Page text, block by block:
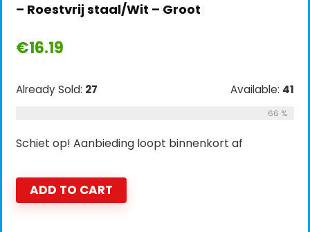
– Roestvrij staal/Wit – Groot
€16.19
Already Sold: 27 Available: 41
66 %
Schiet op! Aanbieding loopt binnenkort af
ADD TO CART